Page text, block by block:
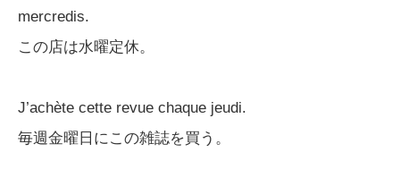
mercredis.
この店は水曜定休。
J’achète cette revue chaque jeudi.
毎週金曜日にこの雑誌を買う。